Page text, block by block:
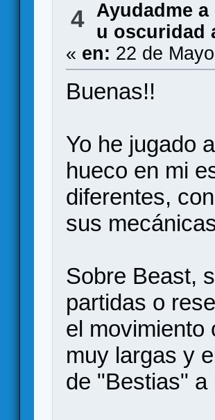
4
Ayudadme
u oscuridad
« en: 22 de
Buenas!!
Yo he jugado
hueco en mi
diferentes,
sus
Sobre Beast,
partidas o
el movimiento
muy largas y
de "Bestias"